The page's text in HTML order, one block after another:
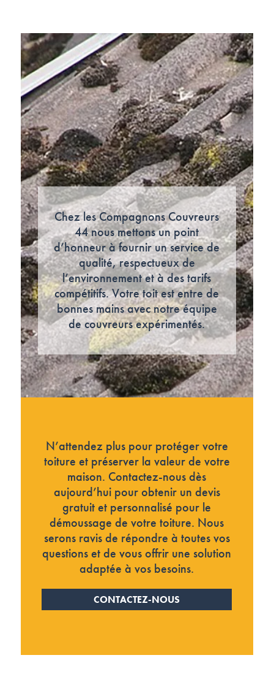
Chez les Compagnons Couvreurs
44 nous mettons un point
d’honneur à fournir un service de
qualité, respectueux de
l’environnement et à des tarifs
compétitifs. Votre toit est entre de
bonnes mains avec notre équipe
de couvreurs expérimentés.
N’attendez plus pour protéger votre
toiture et préserver la valeur de votre
maison. Contactez-nous dès
aujourd’hui pour obtenir un devis
gratuit et personnalisé pour le
démoussage de votre toiture. Nous
serons ravis de répondre à toutes vos
questions et de vous offrir une solution
adaptée à vos besoins.
CONTACTEZ-NOUS